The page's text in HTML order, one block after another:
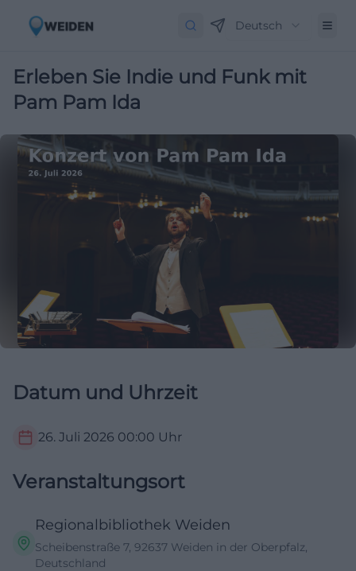
Deutsch
Erleben Sie Indie und Funk mit
Pam Pam Ida
Datum und Uhrzeit
26. Juli 2026 00:00 Uhr
Veranstaltungsort
Regionalbibliothek Weiden
Scheibenstraße 7, 92637 Weiden in der Oberpfalz,
Deutschland